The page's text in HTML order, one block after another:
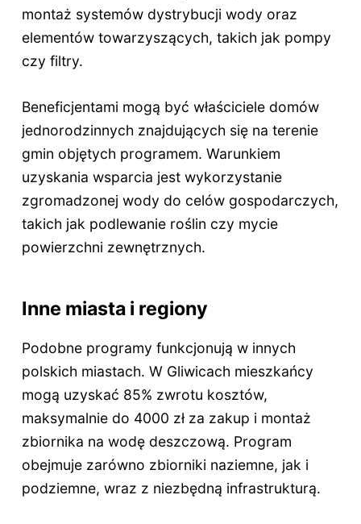
montaż systemów dystrybucji wody oraz
elementów towarzyszących, takich jak pompy
czy filtry.
Beneficjentami mogą być właściciele domów
jednorodzinnych znajdujących się na terenie
gmin objętych programem. Warunkiem
uzyskania wsparcia jest wykorzystanie
zgromadzonej wody do celów gospodarczych,
takich jak podlewanie roślin czy mycie
powierzchni zewnętrznych.
Inne miasta i regiony
Podobne programy funkcjonują w innych
polskich miastach. W Gliwicach mieszkańcy
mogą uzyskać 85% zwrotu kosztów,
maksymalnie do 4000 zł za zakup i montaż
zbiornika na wodę deszczową. Program
obejmuje zarówno zbiorniki naziemne, jak i
podziemne, wraz z niezbędną infrastrukturą.